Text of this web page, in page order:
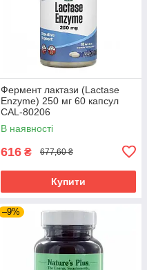
Фермент лактази (Lactase
Enzyme) 250 мг 60 капсул
CAL-80206
В наявності
616 ₴ 677,60 ₴
Купити
–9%